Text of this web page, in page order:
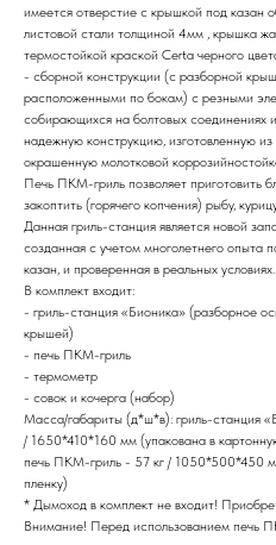
имеется отверстие с крышкой под казан
листовой стали толщиной 4мм , крышка
термостойкой краской Certa черного
- сборной конструкции (с разборной
расположенными по бокам) с резными
собирающихся на болтовых
надежную конструкцию, изготовленную
окрашенную молотковой
Печь ПКМ-гриль позволяет приготовить
закоптить (горячего копчения) рыбу,
Данная гриль-станция является новой
созданная с учетом многолетнего опыта
казан, и проверенная в реальных условиях.
В комплект входит:
- гриль-станция «Бионика» (разборное
крышей)
- печь ПКМ-гриль
- термометр
- совок и кочерга (набор)
Масса/габариты (д*ш*в): гриль-станция
/ 1650*410*160 мм (упакована в
печь ПКМ-гриль - 57 кг / 1050*500*450
пленку)
* Дымоход в комплект не входит!
Внимание! Перед использованием печь